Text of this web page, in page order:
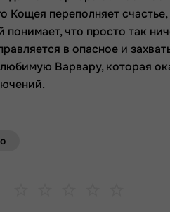
Кощея переполняет
понимает, что просто так
в опасное и
Варвару, которая